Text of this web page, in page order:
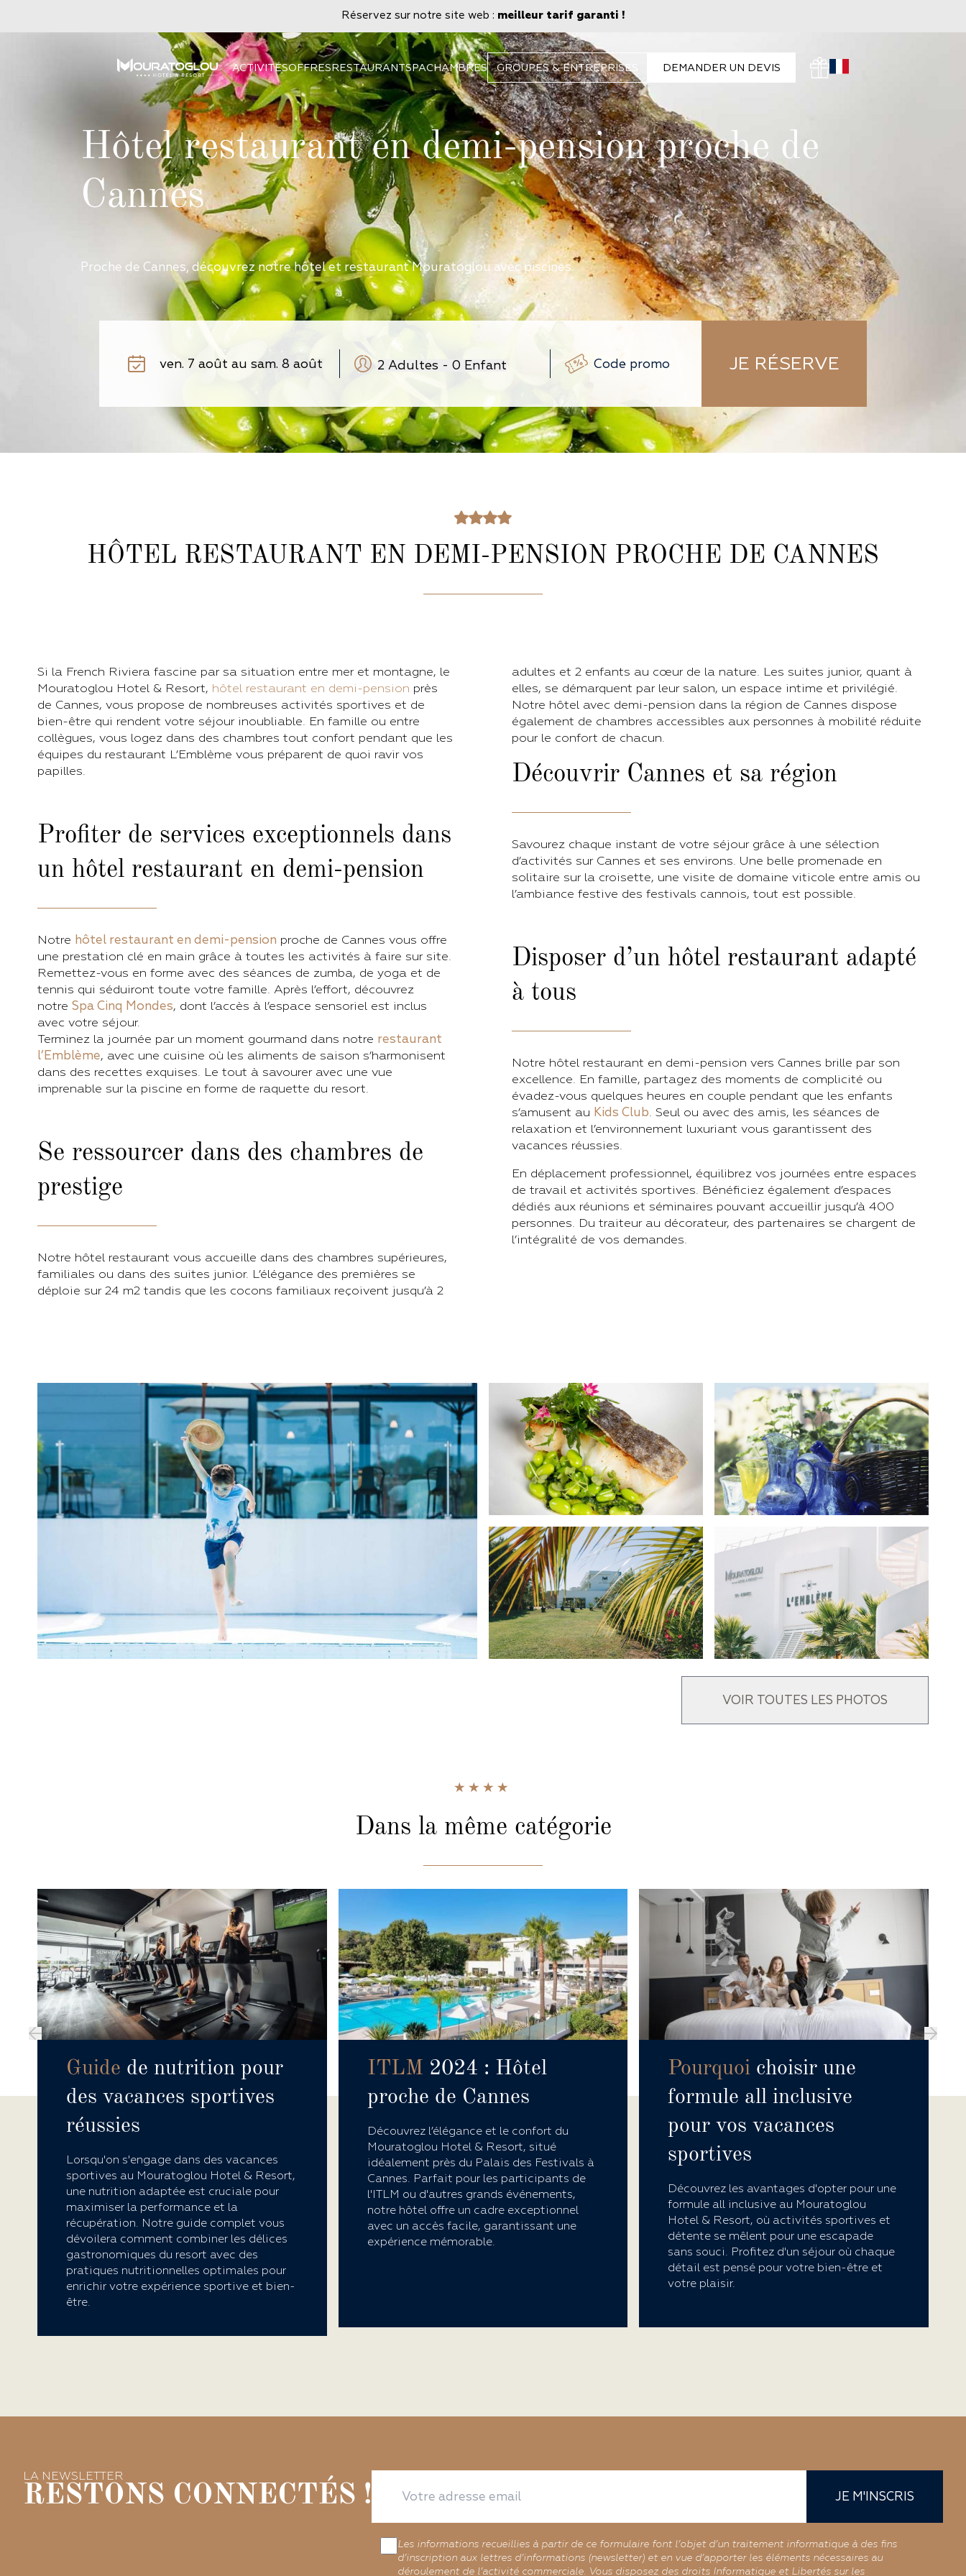
Réservez sur notre site web : meilleur tarif garanti !
ACTIVITÉSOFFRESRESTAURANTSPACHAMBRES GROUPES & ENTREPRISES DEMANDER UN DEVIS
Hôtel restaurant en demi-pension proche de
Cannes
Proche de Cannes, découvrez notre hôtel et restaurant Mouratoglou avec piscines.
2 Adultes - 0 Enfant
- +
-
JE RÉSERVE
HÔTEL RESTAURANT EN DEMI-PENSION PROCHE DE CANNES
Si la French Riviera fascine par sa situation entre mer et montagne, le
Mouratoglou Hotel & Resort, hôtel restaurant en demi-pension près
de Cannes, vous propose de nombreuses activités sportives et de
bien-être qui rendent votre séjour inoubliable. En famille ou entre
collègues, vous logez dans des chambres tout confort pendant que les
équipes du restaurant L’Emblème vous préparent de quoi ravir vos
papilles.
Profiter de services exceptionnels dans
un hôtel restaurant en demi-pension
Notre hôtel restaurant en demi-pension proche de Cannes vous offre
une prestation clé en main grâce à toutes les activités à faire sur site.
Remettez-vous en forme avec des séances de zumba, de yoga et de
tennis qui séduiront toute votre famille. Après l’effort, découvrez
notre Spa Cinq Mondes, dont l’accès à l’espace sensoriel est inclus
avec votre séjour.
Terminez la journée par un moment gourmand dans notre restaurant
l’Emblème, avec une cuisine où les aliments de saison s’harmonisent
dans des recettes exquises. Le tout à savourer avec une vue
imprenable sur la piscine en forme de raquette du resort.
Se ressourcer dans des chambres de
prestige
Notre hôtel restaurant vous accueille dans des chambres supérieures,
familiales ou dans des suites junior. L’élégance des premières se
déploie sur 24 m2 tandis que les cocons familiaux reçoivent jusqu’à 2
adultes et 2 enfants au cœur de la nature. Les suites junior, quant à
elles, se démarquent par leur salon, un espace intime et privilégié.
Notre hôtel avec demi-pension dans la région de Cannes dispose
également de chambres accessibles aux personnes à mobilité réduite
pour le confort de chacun.
Découvrir Cannes et sa région
Savourez chaque instant de votre séjour grâce à une sélection
d’activités sur Cannes et ses environs. Une belle promenade en
solitaire sur la croisette, une visite de domaine viticole entre amis ou
l’ambiance festive des festivals cannois, tout est possible.
Disposer d’un hôtel restaurant adapté
à tous
Notre hôtel restaurant en demi-pension vers Cannes brille par son
excellence. En famille, partagez des moments de complicité ou
évadez-vous quelques heures en couple pendant que les enfants
s’amusent au Kids Club. Seul ou avec des amis, les séances de
relaxation et l’environnement luxuriant vous garantissent des
vacances réussies.
En déplacement professionnel, équilibrez vos journées entre espaces
de travail et activités sportives. Bénéficiez également d’espaces
dédiés aux réunions et séminaires pouvant accueillir jusqu’à 400
personnes. Du traiteur au décorateur, des partenaires se chargent de
l’intégralité de vos demandes.
VOIR TOUTES LES PHOTOS
Dans la même catégorie
Guide de nutrition pour
des vacances sportives
réussies
Lorsqu'on s'engage dans des vacances
sportives au Mouratoglou Hotel & Resort,
une nutrition adaptée est cruciale pour
maximiser la performance et la
récupération. Notre guide complet vous
dévoilera comment combiner les délices
gastronomiques du resort avec des
pratiques nutritionnelles optimales pour
enrichir votre expérience sportive et bien-
être.
ITLM 2024 : Hôtel
proche de Cannes
Découvrez l’élégance et le confort du
Mouratoglou Hotel & Resort, situé
idéalement près du Palais des Festivals à
Cannes. Parfait pour les participants de
l'ITLM ou d'autres grands événements,
notre hôtel offre un cadre exceptionnel
avec un accès facile, garantissant une
expérience mémorable.
Pourquoi choisir une
formule all inclusive
pour vos vacances
sportives
Découvrez les avantages d'opter pour une
formule all inclusive au Mouratoglou
Hotel & Resort, où activités sportives et
détente se mêlent pour une escapade
sans souci. Profitez d'un séjour où chaque
détail est pensé pour votre bien-être et
votre plaisir.
LA NEWSLETTER
RESTONS CONNECTÉS ! JE M'INSCRIS
Les informations recueillies à partir de ce formulaire font l’objet d’un traitement informatique à des fins
d’inscription aux lettres d’informations (newsletter) et en vue d’apporter les éléments nécessaires au
déroulement de l’activité commerciale. Vous disposez des droits Informatique et Libertés sur les